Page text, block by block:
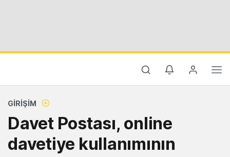
GIRIŞIM
Davet Postası, online
davetiye kullanımının